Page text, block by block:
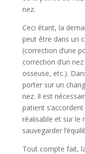
nez.
Ceci étant, la
peut être dans un
(correction d’une
correction d’un
osseuse, etc.).
porter sur un
nez. Il est
patient
réalisable et sur le
sauvegarder
Tout compte fait,